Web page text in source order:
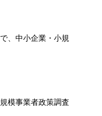
、中小企業・小規
模事業者政策調査